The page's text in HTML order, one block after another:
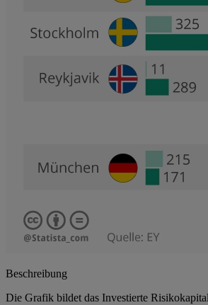
Beschreibung
Die Grafik bildet das Investierte